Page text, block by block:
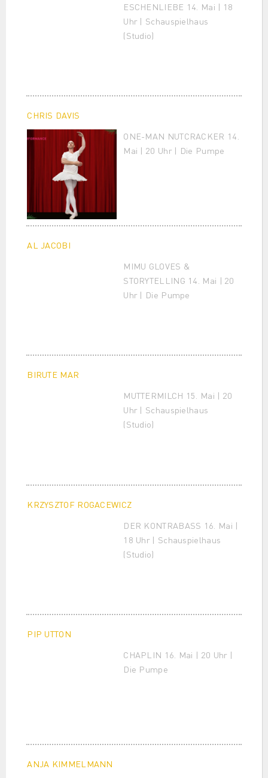
ESCHENLIEBE 14. Mai | 18
Uhr | Schauspielhaus
(Studio)
CHRIS DAVIS
ONE-MAN NUTCRACKER 14.
Mai | 20 Uhr | Die Pumpe
AL JACOBI
MIMU GLOVES &
STORYTELLING 14. Mai | 20
Uhr | Die Pumpe
BIRUTE MAR
MUTTERMILCH 15. Mai | 20
Uhr | Schauspielhaus
(Studio)
KRZYSZTOF ROGACEWICZ
DER KONTRABASS 16. Mai |
18 Uhr | Schauspielhaus
(Studio)
PIP UTTON
CHAPLIN 16. Mai | 20 Uhr |
Die Pumpe
ANJA KIMMELMANN